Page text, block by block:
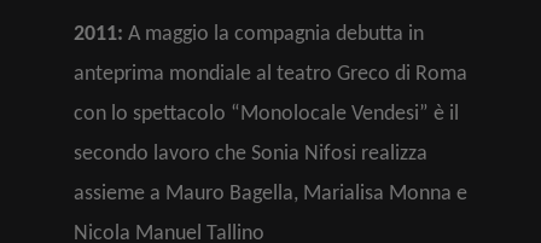
2011: A maggio la compagnia debutta in
anteprima mondiale al teatro Greco di Roma
con lo spettacolo “Monolocale Vendesi” è il
secondo lavoro che Sonia Nifosi realizza
assieme a Mauro Bagella, Marialisa Monna e
Nicola Manuel Tallino